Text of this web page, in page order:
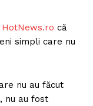
HotNews.ro că
simpli care nu
nu au făcut
nu au fost